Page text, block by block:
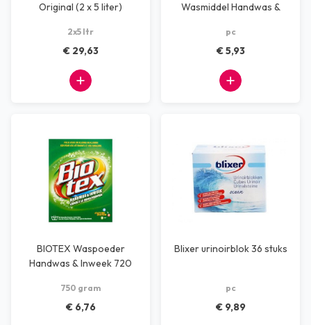
Original (2 x 5 liter)
2x5 ltr
€ 29,63
Wasmiddel Handwas &
pc
€ 5,93
BIOTEX Waspoeder
Handwas & Inweek 720
750 gram
€ 6,76
Blixer urinoirblok 36 stuks
pc
€ 9,89